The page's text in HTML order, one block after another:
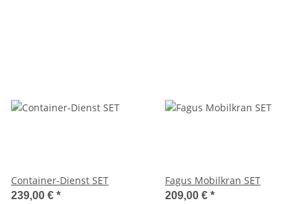
Container-Dienst SET
239,00 € *
Fagus Mobilkran SET
209,00 € *